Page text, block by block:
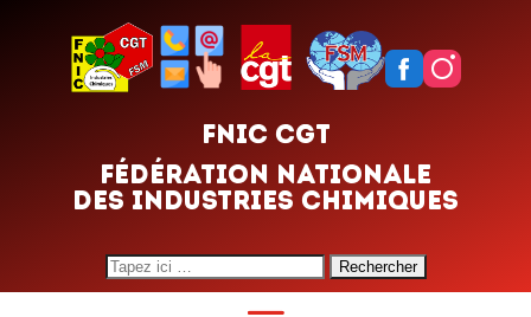
FNIC CGT
FÉDÉRATION NATIONALE
DES INDUSTRIES CHIMIQUES
Search
for: